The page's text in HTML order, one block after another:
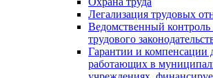
Легализация трудовых
Ведомственный контроль
трудового
Гарантии и компенсации
работающих в